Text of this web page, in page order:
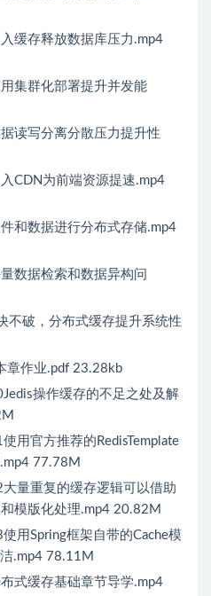
缓存释放数据库压力.mp4
集群化部署提升并发能
读写分离分散压力提升性
CDN为前端资源提速.mp4
和数据进行分布式存储.mp4
数据检索和数据异构问
不破，分布式缓存提升系统性
章作业.pdf 23.28kb
操作缓存的不足之处及解
用官方推荐的RedisTemplate
77.78M
量重复的缓存逻辑可以借助
模版化处理.mp4 20.82M
用Spring框架自带的Cache模
.mp4 78.11M
式缓存基础章节导学.mp4